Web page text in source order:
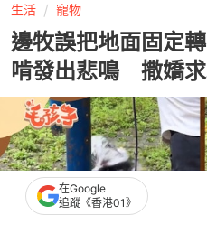
生活 寵物
邊牧誤把地面固定
啃發出悲鳴 撒嬌
在Google
追蹤《香港01》